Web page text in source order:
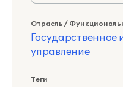
Отрасль /
Государственное
управление
Теги